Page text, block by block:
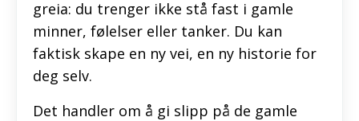
greia: du trenger ikke stå fast i gamle
minner, følelser eller tanker. Du kan
faktisk skape en ny vei, en ny historie for
deg selv.
Det handler om å gi slipp på de gamle